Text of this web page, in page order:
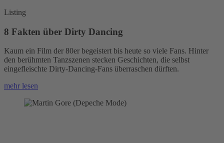
Listing
8 Fakten über Dirty Dancing
Kaum ein Film der 80er begeistert bis heute so viele Fans. Hinter
den berühmten Tanzszenen stecken Geschichten, die selbst
eingefleischte Dirty-Dancing-Fans überraschen dürften.
mehr lesen